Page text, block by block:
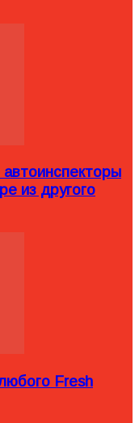
из другого
Fresh